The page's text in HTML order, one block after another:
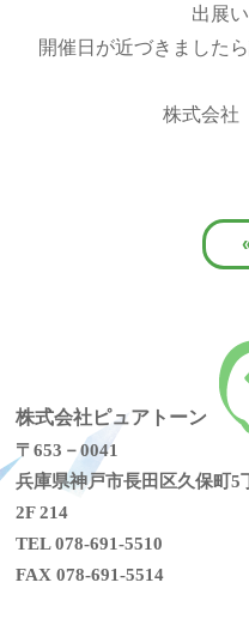
出展
開催日が近づきました
株式会
株式会社ピュアトーン
〒653－0041
兵庫県神戸市長田区久保町5
2F 214
TEL 078-691-5510
FAX 078-691-5514